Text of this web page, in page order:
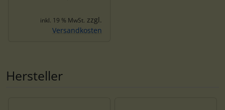
inkl. 19 % MwSt. zzgl.
Versandkosten
Hersteller